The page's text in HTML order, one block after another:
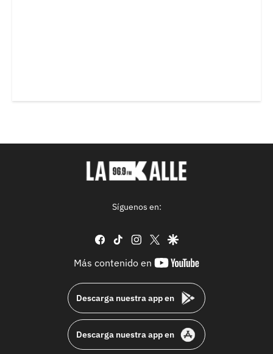
Síguenos en:
facebook
tiktok instagram
twittergoogle
Más contenido en
youtube-
Descarga nuestra app en
Descarga nuestra app en